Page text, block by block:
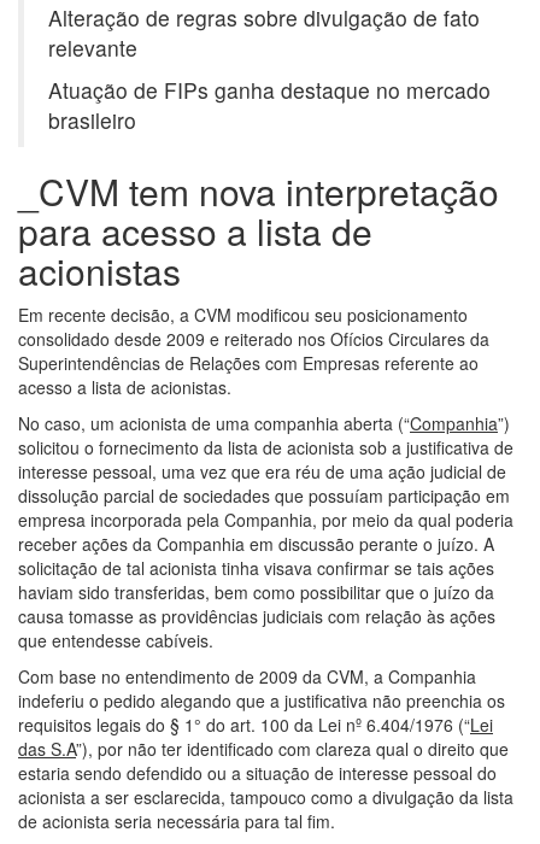
Alteração de regras sobre divulgação de fato
relevante
Atuação de FIPs ganha destaque no mercado
brasileiro
_CVM tem nova interpretação
para acesso a lista de
acionistas
Em recente decisão, a CVM modificou seu posicionamento
consolidado desde 2009 e reiterado nos Ofícios Circulares da
Superintendências de Relações com Empresas referente ao
acesso a lista de acionistas.
No caso, um acionista de uma companhia aberta (“Companhia”)
solicitou o fornecimento da lista de acionista sob a justificativa de
interesse pessoal, uma vez que era réu de uma ação judicial de
dissolução parcial de sociedades que possuíam participação em
empresa incorporada pela Companhia, por meio da qual poderia
receber ações da Companhia em discussão perante o juízo. A
solicitação de tal acionista tinha visava confirmar se tais ações
haviam sido transferidas, bem como possibilitar que o juízo da
causa tomasse as providências judiciais com relação às ações
que entendesse cabíveis.
Com base no entendimento de 2009 da CVM, a Companhia
indeferiu o pedido alegando que a justificativa não preenchia os
requisitos legais do § 1° do art. 100 da Lei nº 6.404/1976 (“Lei
das S.A”), por não ter identificado com clareza qual o direito que
estaria sendo defendido ou a situação de interesse pessoal do
acionista a ser esclarecida, tampouco como a divulgação da lista
de acionista seria necessária para tal fim.